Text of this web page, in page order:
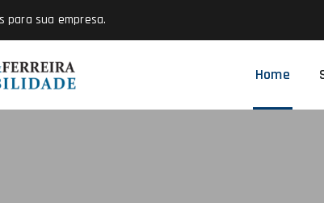
para sua empresa.
Home